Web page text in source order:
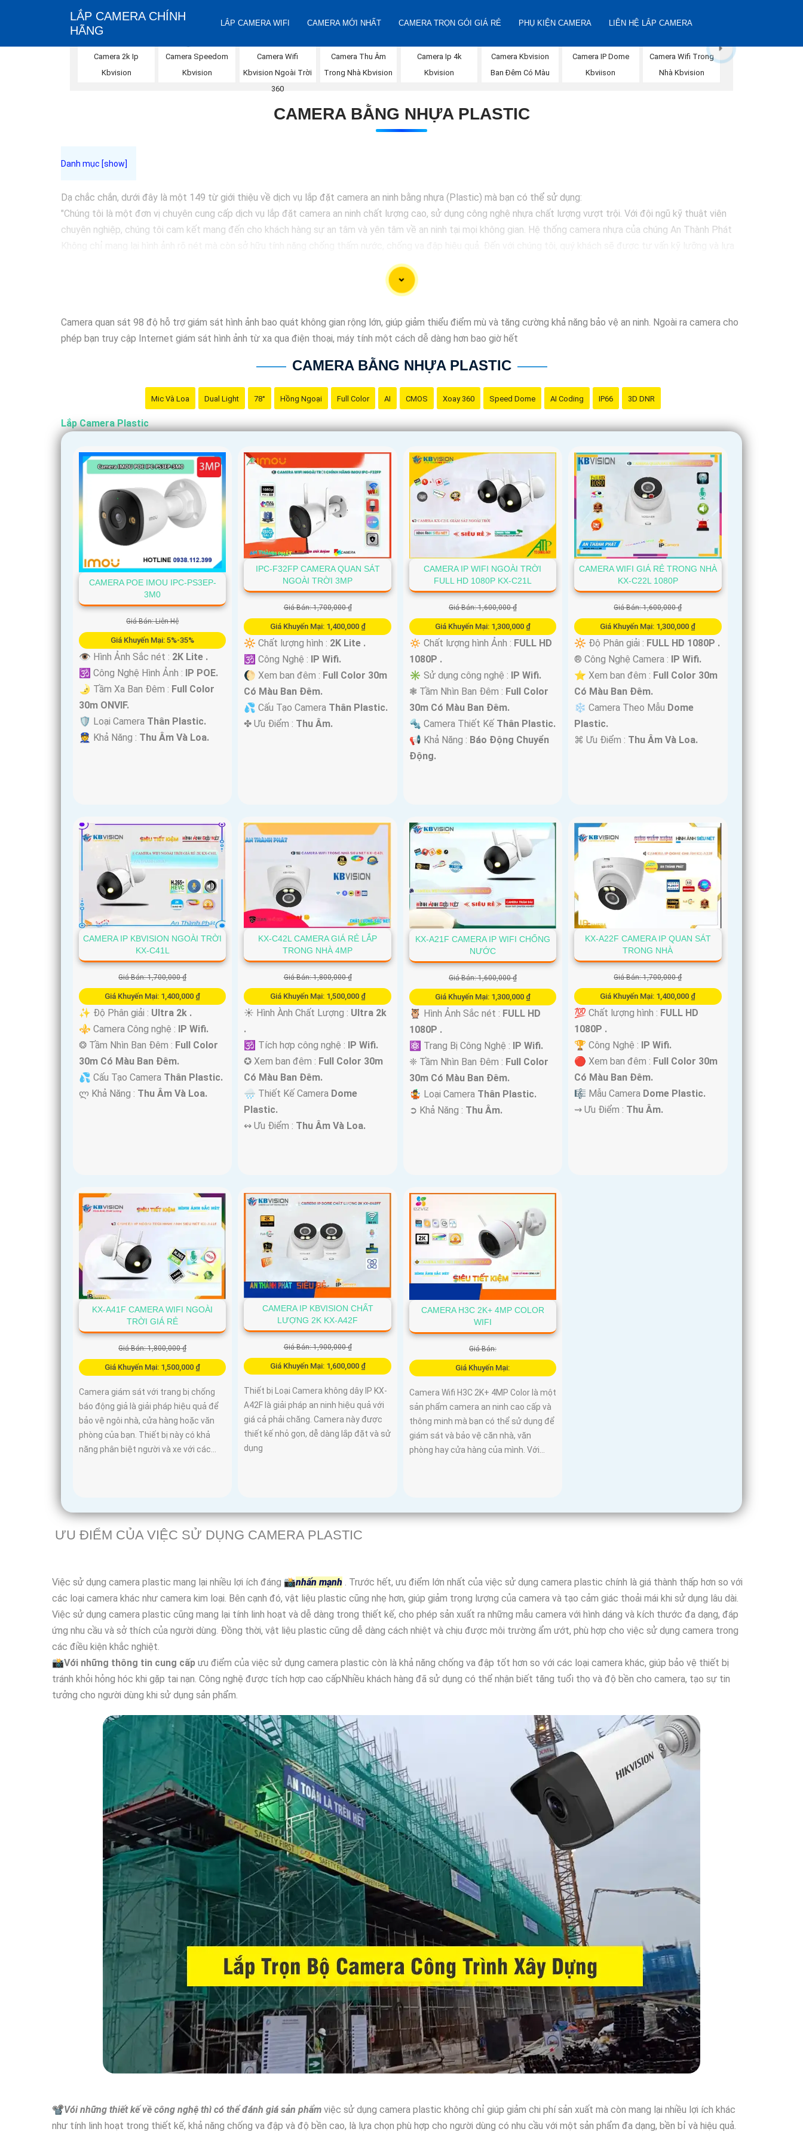
LẮP CAMERA CHÍNH
HÃNG
LẮP CAMERA WIFI CAMERA MỚI NHẤT CAMERA TRỌN GÓI GIÁ RẺ PHỤ KIỆN CAMERA LIÊN HỆ LẮP CAMERA
Camera 2k Ip
Kbvision
Camera Speedom
Kbvision
Camera Wifi
Kbvision Ngoài Trời
360
Camera Thu Âm
Trong Nhà Kbvision
Camera Ip 4k
Kbvision
Camera Kbvision
Ban Đêm Có Màu
Camera IP Dome
Kbviison
Camera Wifi Trong
Nhà Kbvision
CAMERA BẰNG NHỰA PLASTIC
Dạ chắc chắn, dưới đây là một 149 từ giới thiệu về dịch vụ lắp đặt camera an ninh bằng nhựa (Plastic) mà bạn có thể sử dụng:
"Chúng tôi là một đơn vị chuyên cung cấp dịch vụ lắp đặt camera an ninh chất lượng cao, sử dụng công nghệ nhựa chất lượng vượt trội. Với đội ngũ kỹ thuật viên
chuyên nghiệp, chúng tôi cam kết mang đến cho khách hàng sự an tâm và yên tâm về an ninh tại mọi không gian. Hệ thống camera nhựa của chúng An Thành Phát
chọn giải pháp an ninh tốt nhất cho gia đình, cửa hàng hoặc doanh nghiệp của mình. Hãy để chúng tôi giúp bạn bảo vệ mọi khoảnh khắc quan trọng."
Camera quan sát 98 độ hỗ trợ giám sát hình ảnh bao quát không gian rộng lớn, giúp giảm thiểu điểm mù và tăng cường khả năng bảo vệ an ninh. Ngoài ra camera cho
phép bạn truy cập Internet giám sát hình ảnh từ xa qua điện thoại, máy tính một cách dễ dàng hơn bao giờ hết
CAMERA BẰNG NHỰA PLASTIC
Mic Và Loa Dual Light 78° Hồng Ngoại Full Color AI CMOS Xoay 360 Speed Dome AI Coding IP66 3D DNR
Lắp Camera Plastic
CAMERA POE IMOU IPC-PS3EP-
3M0
Giá Bán: Liên Hệ
Giá Khuyến Mại: 5%-35%
👁 Hình Ảnh Sắc nét : 2K Lite .
🕉️ Công Nghệ Hình Ảnh : IP POE.
🌛 Tầm Xa Ban Đêm : Full Color
30m ONVIF.
🛡 Loại Camera Thân Plastic.
️👮 Khả Năng : Thu Âm Và Loa.
IPC-F32FP CAMERA QUAN SÁT
NGOÀI TRỜI 3MP
Giá Bán: 1,700,000 ₫
Giá Khuyến Mại: 1,400,000 ₫
🔆 Chất lượng hình : 2K Lite .
🕉️ Công Nghệ :
IP Wifi.
🌔 Xem ban đêm : Full Color 30m
Có Màu Ban Ðêm.
💦 Cấu Tạo Camera Thân Plastic.
️✤ Ưu Điểm : Thu Âm.
CAMERA IP WIFI NGOÀI TRỜI
FULL HD 1080P KX-C21L
Giá Bán: 1,600,000 ₫
Giá Khuyến Mại: 1,300,000 ₫
🔅 Chất lượng hình Ảnh : FULL HD
1080P .
✳️ Sử dụng công nghệ :
IP Wifi.
❃ Tầm Nhìn Ban Đêm : Full Color
30m Có Màu Ban Ðêm.
🔩 Camera Thiết Kế Thân Plastic.
️📢 Khả Năng : Báo Động Chuyển
Động.
CAMERA WIFI GIÁ RẺ TRONG NHÀ
KX-C22L 1080P
Giá Bán: 1,600,000 ₫
Giá Khuyến Mại: 1,300,000 ₫
🔆 Độ Phân giải : FULL HD 1080P .
®️ Công Nghệ Camera : IP Wifi.
⭐ Xem ban đêm : Full Color 30m
Có Màu Ban Ðêm.
❄ Camera Theo Mẫu Dome
Plastic.
️⌘ Ưu Điểm : Thu Âm Và Loa.
CAMERA IP KBVISION NGOÀI TRỜI
KX-C41L
Giá Bán: 1,700,000 ₫
Giá Khuyến Mại: 1,400,000 ₫
✨ Độ Phân giải : Ultra 2k .
⚜️ Camera Công nghệ : IP Wifi.
❂ Tầm Nhìn Ban Đêm : Full Color
30m Có Màu Ban Ðêm.
💦 Cấu Tạo Camera Thân Plastic.
️ლ Khả Năng : Thu Âm Và Loa.
KX-C42L CAMERA GIÁ RẺ LẮP
TRONG NHÀ 4MP
Giá Bán: 1,800,000 ₫
Giá Khuyến Mại: 1,500,000 ₫
☀️ Hình Ành Chất Lượng : Ultra 2k
.
🕉️ Tích hợp công nghệ : IP Wifi.
✪ Xem ban đêm : Full Color 30m
Có Màu Ban Ðêm.
🌧️ Thiết Kế Camera Dome
Plastic.
️↭ Ưu Điểm : Thu Âm Và Loa.
KX-A21F CAMERA IP WIFI CHỐNG
NƯỚC
Giá Bán: 1,600,000 ₫
Giá Khuyến Mại: 1,300,000 ₫
🦉 Hình Ảnh Sắc nét : FULL HD
1080P .
⚛️ Trang Bị Công Nghệ : IP Wifi.
❈ Tầm Nhìn Ban Đêm : Full Color
30m Có Màu Ban Ðêm.
🤹 Loại Camera Thân Plastic.
️➲ Khả Năng : Thu Âm.
KX-A22F CAMERA IP QUAN SÁT
TRONG NHÀ
Giá Bán: 1,700,000 ₫
Giá Khuyến Mại: 1,400,000 ₫
💯 Chất lượng hình : FULL HD
1080P .
🏆 Công Nghệ : IP Wifi.
🔴 Xem ban đêm : Full Color 30m
Có Màu Ban Ðêm.
🎼️ Mẫu Camera Dome Plastic.
️⇝ Ưu Điểm : Thu Âm.
KX-A41F CAMERA WIFI NGOÀI
TRỜI GIÁ RẺ
Giá Bán: 1,800,000 ₫
Giá Khuyến Mại: 1,500,000 ₫
Camera giám sát với trang bị chống
báo động giả là giải pháp hiệu quả để
bảo vệ ngôi nhà, cửa hàng hoặc văn
phòng của bạn. Thiết bị này có khả
năng phân biệt người và xe với các...
CAMERA IP KBVISION CHẤT
LƯỢNG 2K KX-A42F
Giá Bán: 1,900,000 ₫
Giá Khuyến Mại: 1,600,000 ₫
Thiết bị Loại Camera không dây IP KX-
A42F là giải pháp an ninh hiệu quả với
giá cả phải chăng. Camera này được
thiết kế nhỏ gọn, dễ dàng lắp đặt và sử
dụng
CAMERA H3C 2K+ 4MP COLOR
WIFI
Giá Bán:
Giá Khuyến Mại:
Camera Wifi H3C 2K+ 4MP Color là một
sản phẩm camera an ninh cao cấp và
thông minh mà bạn có thể sử dụng để
giám sát và bảo vệ căn nhà, văn
phòng hay cửa hàng của mình. Với...
ƯU ĐIỂM CỦA VIỆC SỬ DỤNG CAMERA PLASTIC
Việc sử dụng camera plastic mang lại nhiều lợi ích đáng 📸nhấn mạnh . Trước hết, ưu điểm lớn nhất của việc sử dụng camera plastic chính là giá thành thấp hơn so với
các loại camera khác như camera kim loại. Bên cạnh đó, vật liệu plastic cũng nhẹ hơn, giúp giảm trọng lượng của camera và tạo cảm giác thoải mái khi sử dụng lâu dài.
Việc sử dụng camera plastic cũng mang lại tính linh hoạt và dễ dàng trong thiết kế, cho phép sản xuất ra những mẫu camera với hình dáng và kích thước đa dạng, đáp
ứng nhu cầu và sở thích của người dùng. Đồng thời, vật liệu plastic cũng dễ dàng cách nhiệt và chịu được môi trường ẩm ướt, phù hợp cho việc sử dụng camera trong
các điều kiện khắc nghiệt.
📸Với những thông tin cung cấp ưu điểm của việc sử dụng camera plastic còn là khả năng chống va đập tốt hơn so với các loại camera khác, giúp bảo vệ thiết bị
tránh khỏi hỏng hóc khi gặp tai nạn. Công nghệ được tích hợp cao cấpNhiều khách hàng đã sử dụng có thể nhận biết tăng tuổi thọ và độ bền cho camera, tạo sự tin
tưởng cho người dùng khi sử dụng sản phẩm.
📽Vói những thiết kế về công nghệ thì có thể đánh giá sản phẩm việc sử dụng camera plastic không chỉ giúp giảm chi phí sản xuất mà còn mang lại nhiều lợi ích khác
như tính linh hoạt trong thiết kế, khả năng chống va đập và độ bền cao, là lựa chọn phù hợp cho người dùng có nhu cầu với một sản phẩm đa dạng, bền bỉ và hiệu quả.